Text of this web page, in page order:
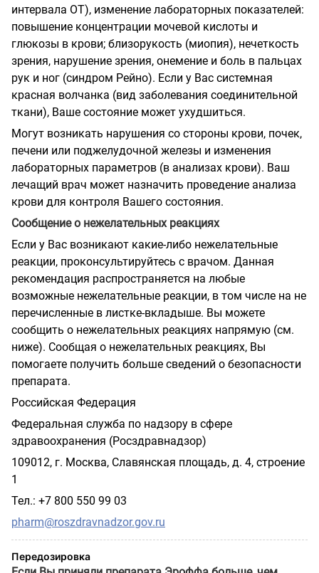
интервала ОТ), изменение лабораторных показателей:
повышение концентрации мочевой кислоты и
глюкозы в крови; близорукость (миопия), нечеткость
зрения, нарушение зрения, онемение и боль в пальцах
рук и ног (синдром Рейно). Если у Вас системная
красная волчанка (вид заболевания соединительной
ткани), Ваше состояние может ухудшиться.
Могут возникать нарушения со стороны крови, почек,
печени или поджелудочной железы и изменения
лабораторных параметров (в анализах крови). Ваш
лечащий врач может назначить проведение анализа
крови для контроля Вашего состояния.
Сообщение о нежелательных реакциях
Если у Вас возникают какие-либо нежелательные
реакции, проконсультируйтесь с врачом. Данная
рекомендация распространяется на любые
возможные нежелательные реакции, в том числе на не
перечисленные в листке-вкладыше. Вы можете
сообщить о нежелательных реакциях напрямую (см.
ниже). Сообщая о нежелательных реакциях, Вы
помогаете получить больше сведений о безопасности
препарата.
Российская Федерация
Федеральная служба по надзору в сфере
здравоохранения (Росздравнадзор)
109012, г. Москва, Славянская площадь, д. 4, строение
1
Тел.: +7 800 550 99 03
pharm@roszdravnadzor.gov.ru
Передозировка